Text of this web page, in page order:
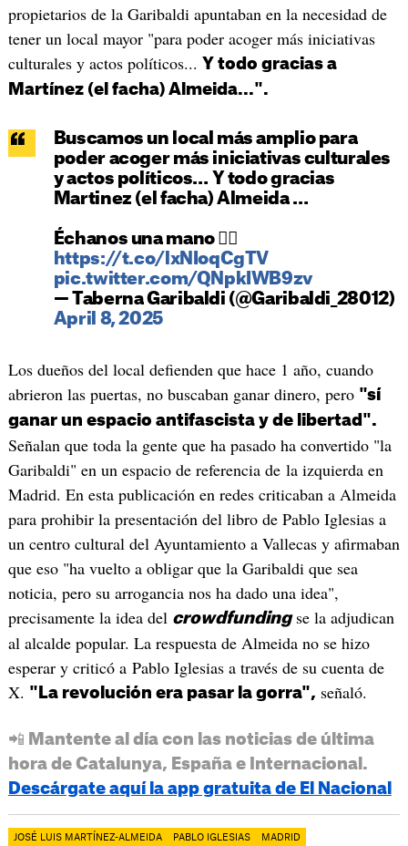
propietarios de la Garibaldi apuntaban en la necesidad de
tener un local mayor "para poder acoger más iniciativas
culturales y actos políticos... Y todo gracias a
Martínez (el facha) Almeida...".
Buscamos un local más amplio para
poder acoger más iniciativas culturales
y actos políticos… Y todo gracias
Martinez (el facha) Almeida …
Échanos una mano 👇🏻
https://t.co/lxNIoqCgTV
pic.twitter.com/QNpkIWB9zv
— Taberna Garibaldi (@Garibaldi_28012)
April 8, 2025
Los dueños del local defienden que hace 1 año, cuando
abrieron las puertas, no buscaban ganar dinero, pero "sí
ganar un espacio antifascista y de libertad".
Señalan que toda la gente que ha pasado ha convertido "la
Garibaldi" en un espacio de referencia de la izquierda en
Madrid. En esta publicación en redes criticaban a Almeida
para prohibir la presentación del libro de Pablo Iglesias a
un centro cultural del Ayuntamiento a Vallecas y afirmaban
que eso "ha vuelto a obligar que la Garibaldi que sea
noticia, pero su arrogancia nos ha dado una idea",
precisamente la idea del crowdfundingse la adjudican
al alcalde popular. La respuesta de Almeida no se hizo
esperar y criticó a Pablo Iglesias a través de su cuenta de
X. "La revolución era pasar la gorra", señaló.
📲 Mantente al día con las noticias de última
hora de Catalunya, España e Internacional.
Descárgate aquí la app gratuita de El Nacional
JOSÉ LUIS MARTÍNEZ-ALMEIDA PABLO IGLESIAS MADRID